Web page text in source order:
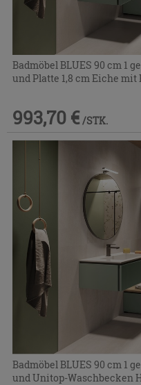
Badmöbel BLUES 90 cm 1
und Platte 1,8 cm Eiche mit
993,70 € /STK.
Badmöbel BLUES 90 cm 1
und Unitop-Waschbecken